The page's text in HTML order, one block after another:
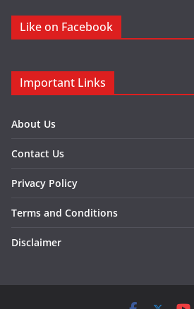
Like on Facebook
Important Links
About Us
Contact Us
Privacy Policy
Terms and Conditions
Disclaimer